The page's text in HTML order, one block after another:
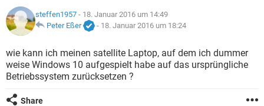
WHATSAPP
FACEBOOK HARDWARE
WINDOWS 10 INSTAGRAM
WHATSAPP
FACEBOOK HARDWARE
SPIELE
ANDROID IOS
WHATSAPP TIKTOK
LEXIKON
SPIELE
ANDROID IOS
WINDOWS 10
WHATSAPP
steffen1957 - 18. Januar 2016 um 14:49
Peter Eßer
- 18. Januar 2016 um 18:24
wie kann ich meinen satellite Laptop, auf dem ich dummer
weise Windows 10 aufgespielt habe auf das ursprüngliche
Betriebssystem zurücksetzen ?
Share